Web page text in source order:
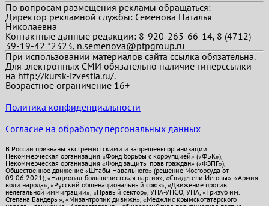
По вопросам размещения рекламы обращаться:
Директор рекламной службы: Семенова Наталья
Николаевна
Контактные данные редакции: 8-920-265-66-14, 8 (4712)
39-19-42 *2323, n.semenova@ptpgroup.ru
При использовании материалов сайта ссылка обязательна.
Для электронных СМИ обязательно наличие гиперссылки
на http://kursk-izvestia.ru/.
Возрастное ограничение 16+
Политика конфиденциальности
Согласие на обработку персональных данных
В России признаны экстремистскими и запрещены организации:
Некоммерческая организация «Фонд борьбы с коррупцией» («ФБК»),
Некоммерческая организация «Фонд защиты прав граждан» («ФЗПГ»),
Общественное движение «Штабы Навального» (решение Мосгорсуда от
09.06.2021), «Национал-большевистская партия», «Свидетели Иеговы», «Армия
воли народа», «Русский общенациональный союз», «Движение против
нелегальной иммиграции», «Правый сектор», УНА-УНСО, УПА, «Тризуб им.
Степана Бандеры», «Мизантропик дивижн», «Меджлис крымскотатарского